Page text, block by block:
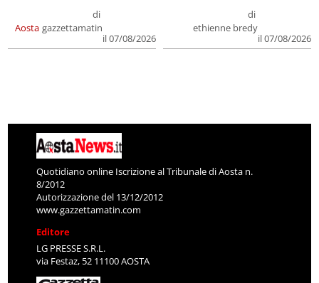
Aosta
di
gazzettamatin
il 07/08/2026
di
ethienne bredy
il 07/08/2026
Quotidiano online Iscrizione al Tribunale di Aosta n.
8/2012
Autorizzazione del 13/12/2012
www.gazzettamatin.com
Editore
LG PRESSE S.R.L.
via Festaz, 52 11100 AOSTA